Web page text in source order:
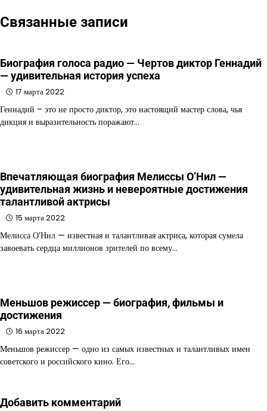
Связанные записи
Биография голоса радио — Чертов диктор Геннадий
— удивительная история успеха
17 марта 2022
Геннадий – это не просто диктор, это настоящий мастер слова, чья
дикция и выразительность поражают…
Впечатляющая биография Мелиссы О’Нил —
удивительная жизнь и невероятные достижения
талантливой актрисы
15 марта 2022
Мелисса О’Нил — известная и талантливая актриса, которая сумела
завоевать сердца миллионов зрителей по всему…
Меньшов режиссер — биография, фильмы и
достижения
16 марта 2022
Меньшов режиссер — одно из самых известных и талантливых имен
советского и российского кино. Его…
Добавить комментарий